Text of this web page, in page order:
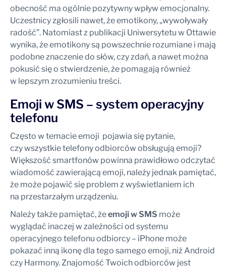
obecność ma ogólnie pozytywny wpływ emocjonalny.
Uczestnicy zgłosili nawet, że emotikony, „wywoływały
radość”. Natomiast z publikacji Uniwersytetu w Ottawie
wynika, że emotikony są powszechnie rozumiane i mają
podobne znaczenie do słów, czy zdań, a nawet można
pokusić się o stwierdzenie, że pomagają również
w lepszym zrozumieniu treści.
Emoji w SMS – system operacyjny
telefonu
Często w temacie emoji pojawia się pytanie,
czy wszystkie telefony odbiorców obsługują emoji?
Większość smartfonów powinna prawidłowo odczytać
wiadomość zawierającą emoji, należy jednak pamiętać,
że może pojawić się problem z wyświetlaniem ich
na przestarzałym urządzeniu.
Należy także pamiętać, żeemoji w SMS może
wyglądać inaczej w zależności od systemu
operacyjnego telefonu odbiorcy – iPhone może
pokazać inną ikonę dla tego samego emoji, niż Android
czy Harmony. Znajomość Twoich odbiorców jest